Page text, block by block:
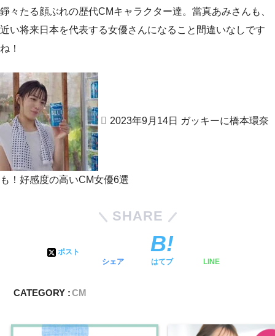
錚々たる顔ぶれの歴代CMキャラクター達。當真あみさんも、
近い将来日本を代表する女優さんになること間違いなしです
ね！
2023年9月14日 ガッキーに橋本環奈
も！好感度の高いCM女優6選
SHARE
ポスト
シェア
はてブ LINE
CATEGORY :CM